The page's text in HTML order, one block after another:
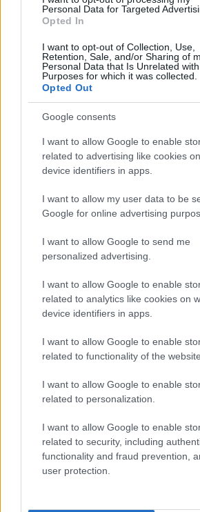
Personal Data for Targeted
Opted In
I want to opt-out of Collection, Use,
Retention, Sale, and/or Sharing of
Personal Data that Is Unrelated
Purposes for which it was collected.
Opted Out
Google consents
I want to allow Google to enable
related to advertising like cookies
device identifiers in apps.
I want to allow my user data to be
Google for online advertising
I want to allow Google to send me
personalized advertising.
I want to allow Google to enable
related to analytics like cookies on
device identifiers in apps.
I want to allow Google to enable
related to functionality of the
I want to allow Google to enable
related to personalization.
I want to allow Google to enable
related to security, including
functionality and fraud prevention,
user protection.
FelolvasóestBródy Sándor
évfordulójára
Szereplők:
Hajmási Dávid, Kerekes
Katalin, Kaszás Gergő
Gólem Stúdió növendékei